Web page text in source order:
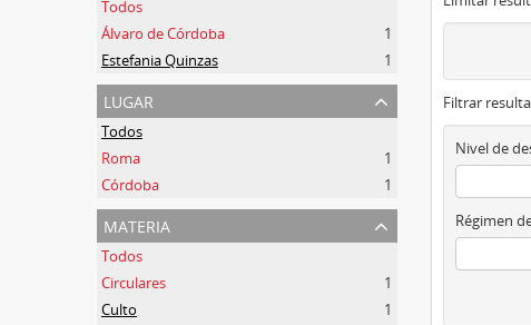
Todos
Álvaro de Córdoba
1
Estefania Quinzas
1
lugar
Todos
Roma
1
Córdoba
1
materia
Todos
Circulares
1
Culto
1
Filtrar
Nivel de
Régimen